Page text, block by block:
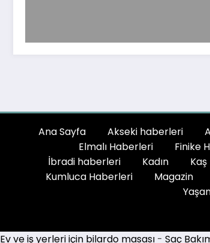
Ana Sayfa Akseki haberleri
Elmalı Haberleri
Finike
İbradi haberleri
Kadın
Kumluca Haberleri
Magazin
Ev ve iş yerleri için bilardo masası - Saç